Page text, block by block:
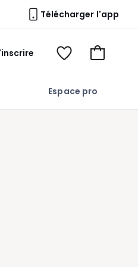
Télécharger l'app
Espace pro
Voir
Voir